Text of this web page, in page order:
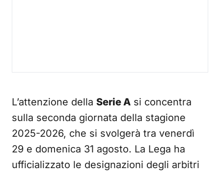
L’attenzione della Serie A si concentra
sulla seconda giornata della stagione
2025-2026, che si svolgerà tra venerdì
29 e domenica 31 agosto. La Lega ha
ufficializzato le designazioni degli arbitri